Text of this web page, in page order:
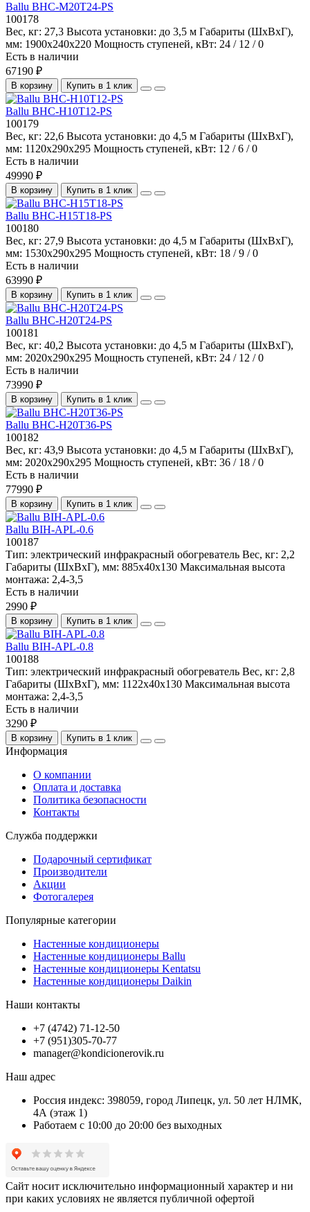
Ballu BHC-M20T24-PS
100178
Вес, кг: 27,3 Высота установки: до 3,5 м Габариты (ШхВхГ),
мм: 1900x240x220 Мощность ступеней, кВт: 24 / 12 / 0
Есть в наличии
67190 ₽
В корзину Купить в 1 клик
Ballu BHC-H10T12-PS
100179
Вес, кг: 22,6 Высота установки: до 4,5 м Габариты (ШхВхГ),
мм: 1120x290x295 Мощность ступеней, кВт: 12 / 6 / 0
Есть в наличии
49990 ₽
В корзину Купить в 1 клик
Ballu BHC-H15T18-PS
100180
Вес, кг: 27,9 Высота установки: до 4,5 м Габариты (ШхВхГ),
мм: 1530x290x295 Мощность ступеней, кВт: 18 / 9 / 0
Есть в наличии
63990 ₽
В корзину Купить в 1 клик
Ballu BHC-H20T24-PS
100181
Вес, кг: 40,2 Высота установки: до 4,5 м Габариты (ШхВхГ),
мм: 2020x290x295 Мощность ступеней, кВт: 24 / 12 / 0
Есть в наличии
73990 ₽
В корзину Купить в 1 клик
Ballu BHC-H20T36-PS
100182
Вес, кг: 43,9 Высота установки: до 4,5 м Габариты (ШхВхГ),
мм: 2020x290x295 Мощность ступеней, кВт: 36 / 18 / 0
Есть в наличии
77990 ₽
В корзину Купить в 1 клик
Ballu BIH-APL-0.6
100187
Тип: электрический инфракрасный обогреватель Вес, кг: 2,2
Габариты (ШхВхГ), мм: 885x40х130 Максимальная высота
монтажа: 2,4-3,5
Есть в наличии
2990 ₽
В корзину Купить в 1 клик
Ballu BIH-APL-0.8
100188
Тип: электрический инфракрасный обогреватель Вес, кг: 2,8
Габариты (ШхВхГ), мм: 1122x40х130 Максимальная высота
монтажа: 2,4-3,5
Есть в наличии
3290 ₽
В корзину Купить в 1 клик
Информация
О компании
Оплата и доставка
Политика безопасности
Контакты
Служба поддержки
Подарочный сертификат
Производители
Акции
Фотогалерея
Популярные категории
Настенные кондиционеры
Настенные кондиционеры Ballu
Настенные кондиционеры Kentatsu
Настенные кондиционеры Daikin
Наши контакты
+7 (4742) 71-12-50
+7 (951)305-70-77
manager@kondicionerovik.ru
Наш адрес
Россия индекс: 398059, город Липецк, ул. 50 лет НЛМК,
4А (этаж 1)
Работаем с 10:00 до 20:00 без выходных
Сайт носит исключительно информационный характер и ни
при каких условиях не является публичной офертой